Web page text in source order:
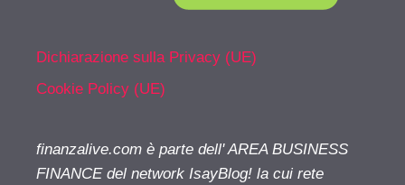
Dichiarazione sulla Privacy (UE)
Cookie Policy (UE)
finanzalive.com è parte dell' AREA BUSINESS
FINANCE del network IsayBlog! la cui rete